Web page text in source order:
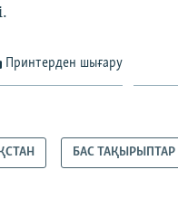
Принтерден шығару
БАС ТАҚЫРЫПТАР